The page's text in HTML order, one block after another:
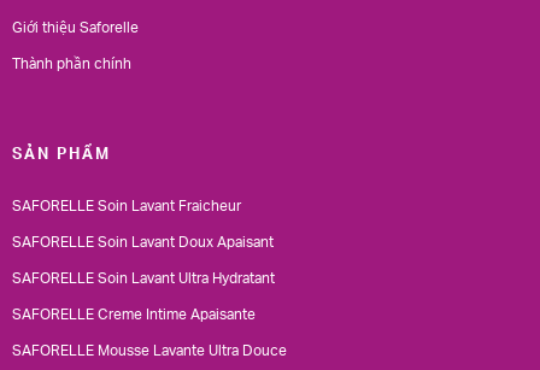
Giới thiệu Saforelle
Thành phần chính
SẢN PHẨM
SAFORELLE Soin Lavant Fraicheur
SAFORELLE Soin Lavant Doux Apaisant
SAFORELLE Soin Lavant Ultra Hydratant
SAFORELLE Creme Intime Apaisante
SAFORELLE Mousse Lavante Ultra Douce